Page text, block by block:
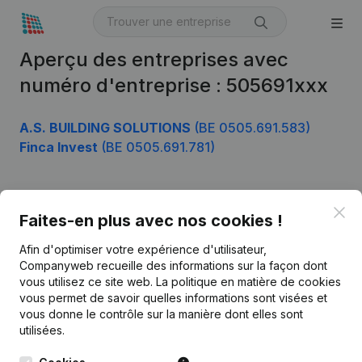
Aperçu des entreprises avec
numéro d'entreprise : 505691xxx
A.S. BUILDING SOLUTIONS (BE 0505.691.583)
Finca Invest (BE 0505.691.781)
Faites-en plus avec nos cookies !
Afin d'optimiser votre expérience d'utilisateur,
Companyweb recueille des informations sur la façon dont
vous utilisez ce site web. La politique en matière de cookies
vous permet de savoir quelles informations sont visées et
vous donne le contrôle sur la manière dont elles sont
utilisées.
Français
Kantorenpark Everest
248D,
Monitoring
Recherche internationale